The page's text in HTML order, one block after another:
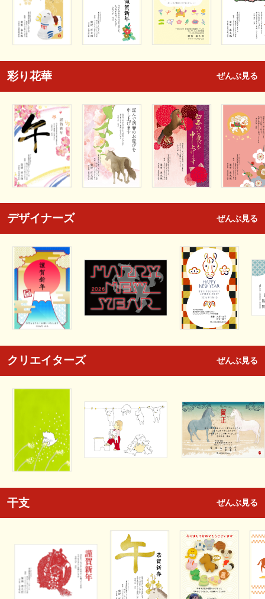
彩り花華 ぜんぶ見る
デザイナーズ ぜんぶ見る
クリエイターズ ぜんぶ見る
干支 ぜんぶ見る